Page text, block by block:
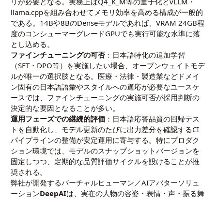
llama.cppを組み合わせてメモリ効率を高める構成が一般的
である。14Bや8BのDenseモデルであれば、VRAM 24GB程
度のコンシューマーグレードGPUでも実行可能な水準に落
とし込める。
ファインチューニングの可否：日本語特化の追加学習
（SFT・DPO等）を実施したい場合、オープンウェイトモデ
ルが唯一の選択肢となる。医療・法律・製造業などドメイ
ン固有の日本語語彙やスタイルへの適応が必要なユースケ
ースでは、ファインチューニングの実施可否が採用判断の
決定的な要因となることが多い。
運用フェーズでの継続的評価 ：日本語応答品質の回帰テス
トを自動化し、モデル更新のたびに出力差分を確認するCI
パイプラインの整備が安定運用に寄与する。特にプロダク
ション環境では、モデルのスナップショットバージョンを
固定しつつ、定期的な品質評価サイクルを設けることが推
奨される。
弊社が開発するバーチャルヒューマン／AIアバターソリュ
ーションDeepAIは、実在の人物の容姿・表情・声・振る舞